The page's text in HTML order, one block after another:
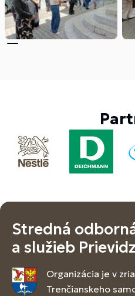
Stredná
a služieb
Organizácia je v
Trenčianskeho